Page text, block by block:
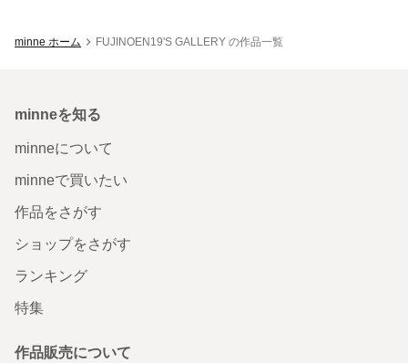
minne ホーム FUJINOEN19'S GALLERY の作品一覧
minneを知る
minneについて
minneで買いたい
作品をさがす
ショップをさがす
ランキング
特集
作品販売について